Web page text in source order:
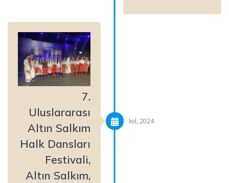
7.
Uluslararası
Altın Salkım
Halk Dansları
Festivali,
Altın Salkım,
kol, 2024